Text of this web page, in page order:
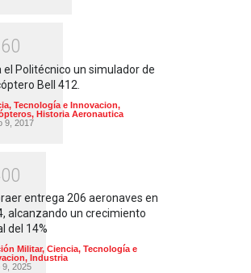
60
el Politécnico un simulador de
Bell 412.
Tecnología e Innovacion,
, Historia Aeronautica
9, 2017
00
entrega 206 aeronaves en
alcanzando un crecimiento
del 14%
Militar, Ciencia, Tecnología e
, Industria
9, 2025